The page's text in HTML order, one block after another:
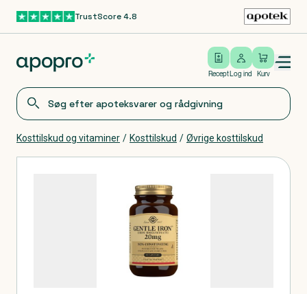
Gå til hovedindholdTrustScore 4.8
Recept
Log ind
Log ind Kurv
Open/close menu
Kosttilskud og vitaminer / Kosttilskud / Øvrige kosttilskud